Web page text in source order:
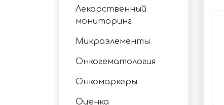
Лекарственный
мониторинг
Микроэлементы
Онкогематология
Онкомаркеры
Оценка